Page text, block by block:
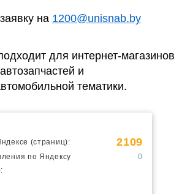
на 1200@unisnab.by
для интернет-магазинов
автозапчастей и
тематики.
(страниц):
2109
по Яндексу
0